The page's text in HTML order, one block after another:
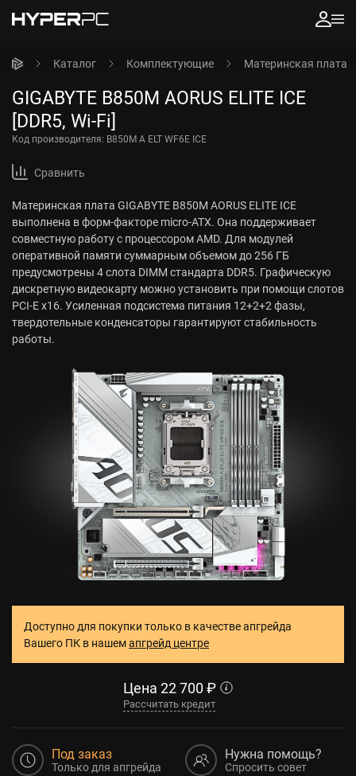
Каталог Комплектующие Материнская плата
GIGABYTE B850M AORUS ELITE ICE
[DDR5, Wi-Fi]
Код производителя: B850M A ELT WF6E ICE
Сравнить
Материнская плата GIGABYTE B850M AORUS ELITE ICE
выполнена в форм-факторе micro-ATX. Она поддерживает
совместную работу с процессором AMD. Для модулей
оперативной памяти суммарным объемом до 256 ГБ
предусмотрены 4 слота DIMM стандарта DDR5. Графическую
дискретную видеокарту можно установить при помощи слотов
PCI-E x16. Усиленная подсистема питания 12+2+2 фазы,
твердотельные конденсаторы гарантируют стабильность
работы.
Доступно для покупки только в качестве апгрейда
Вашего ПК в нашемапгрейд центре
Цена 22 700 ₽
Рассчитать кредит
Под заказ
Только для апгрейда
Нужна помощь?
Спросить совет